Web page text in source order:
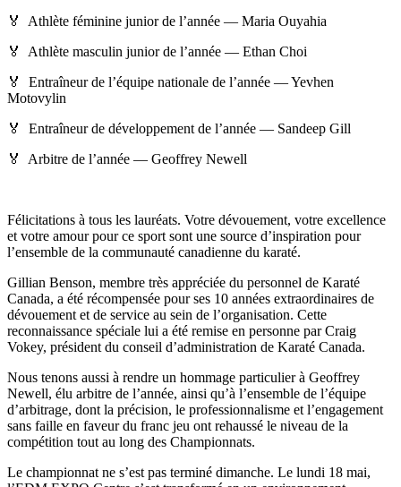
🏅 Athlète féminine junior de l’année — Maria Ouyahia
🏅 Athlète masculin junior de l’année — Ethan Choi
🏅 Entraîneur de l’équipe nationale de l’année — Yevhen
Motovylin
🏅 Entraîneur de développement de l’année — Sandeep Gill
🏅 Arbitre de l’année — Geoffrey Newell
Félicitations à tous les lauréats. Votre dévouement, votre excellence
et votre amour pour ce sport sont une source d’inspiration pour
l’ensemble de la communauté canadienne du karaté.
Gillian Benson, membre très appréciée du personnel de Karaté
Canada, a été récompensée pour ses 10 années extraordinaires de
dévouement et de service au sein de l’organisation. Cette
reconnaissance spéciale lui a été remise en personne par Craig
Vokey, président du conseil d’administration de Karaté Canada.
Nous tenons aussi à rendre un hommage particulier à Geoffrey
Newell, élu arbitre de l’année, ainsi qu’à l’ensemble de l’équipe
d’arbitrage, dont la précision, le professionnalisme et l’engagement
sans faille en faveur du franc jeu ont rehaussé le niveau de la
compétition tout au long des Championnats.
Le championnat ne s’est pas terminé dimanche. Le lundi 18 mai,